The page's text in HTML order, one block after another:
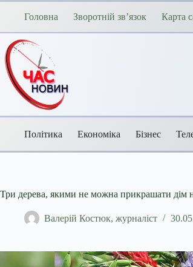
Перейти
Головна Зворотній зв’язок Карта
Політика Економіка Бізнес
Три дерева, якими не можна прикрашати дім
Валерій Костюк, журналіст